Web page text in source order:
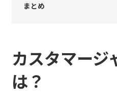
まとめ
カスタマージ
は？